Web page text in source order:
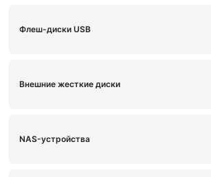
Флеш-диски USB
Внешние жесткие диски
NAS-устройства